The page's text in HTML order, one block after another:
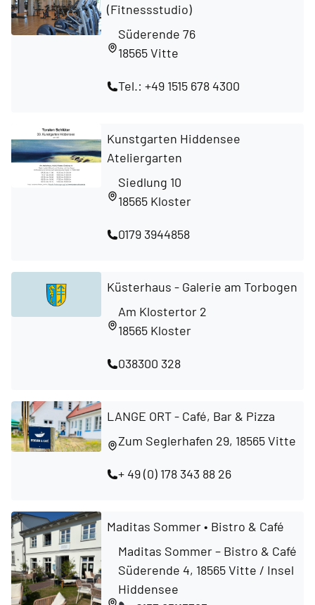
(Fitnessstudio)
Süderende 76
18565 Vitte
Tel.: +49 1515 678 4300
Kunstgarten Hiddensee
Ateliergarten
Siedlung 10
18565 Kloster
0179 3944858
Küsterhaus - Galerie am Torbogen
Am Klostertor 2
18565 Kloster
038300 328
LANGE ORT - Café, Bar & Pizza
Zum Seglerhafen 29, 18565 Vitte
+ 49 (0) 178 343 88 26
Maditas Sommer • Bistro & Café
Maditas Sommer – Bistro & Café
Süderende 4, 18565 Vitte / Insel
Hiddensee